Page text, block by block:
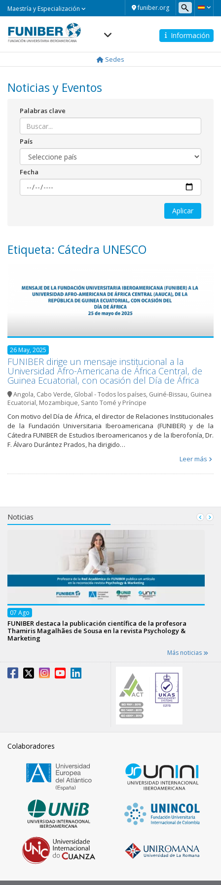
funiber.org
Maestría y Especialización
Información
Sedes
Noticias y Eventos
Palabras clave
País
Fecha
Etiqueta: Cátedra UNESCO
26 May, 2025
FUNIBER dirige un mensaje institucional a la
Universidad Afro-Americana de África Central, de
Guinea Ecuatorial, con ocasión del Día de África
Angola, Cabo Verde, Global - Todos los países, Guiné-Bissau, Guinea
Ecuatorial, Mozambique, Santo Tomé y Príncipe
Con motivo del Día de África, el director de Relaciones Institucionales
de la Fundación Universitaria Iberoamericana (FUNIBER) y de la
Cátedra FUNIBER de Estudios Iberoamericanos y de la Iberofonía, Dr.
F. Álvaro Durántez Prados, ha dirigido…
Leer más
Noticias
07 Ago
FUNIBER destaca la publicación científica de la profesora
Thamiris Magalhães de Sousa en la revista Psychology &
Marketing
Más noticias
Colaboradores